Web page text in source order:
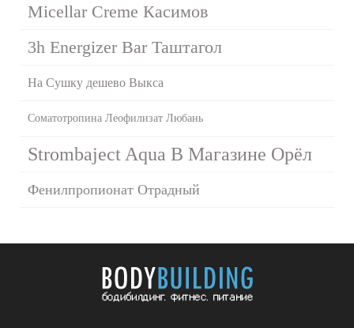
Micellar Creme Касимов
3h Energizer Bar Таштагол
На Сушку дешево Выкса
Соматотропина Леофилизат Любань
Strombaject Aqua В Магазине Орёл
Фенилпропионат Отрадный